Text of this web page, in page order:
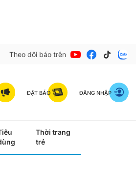
Theo dõi báo trên
ĐẶT BÁO ĐĂNG NHẬP
Thời trang
trẻ